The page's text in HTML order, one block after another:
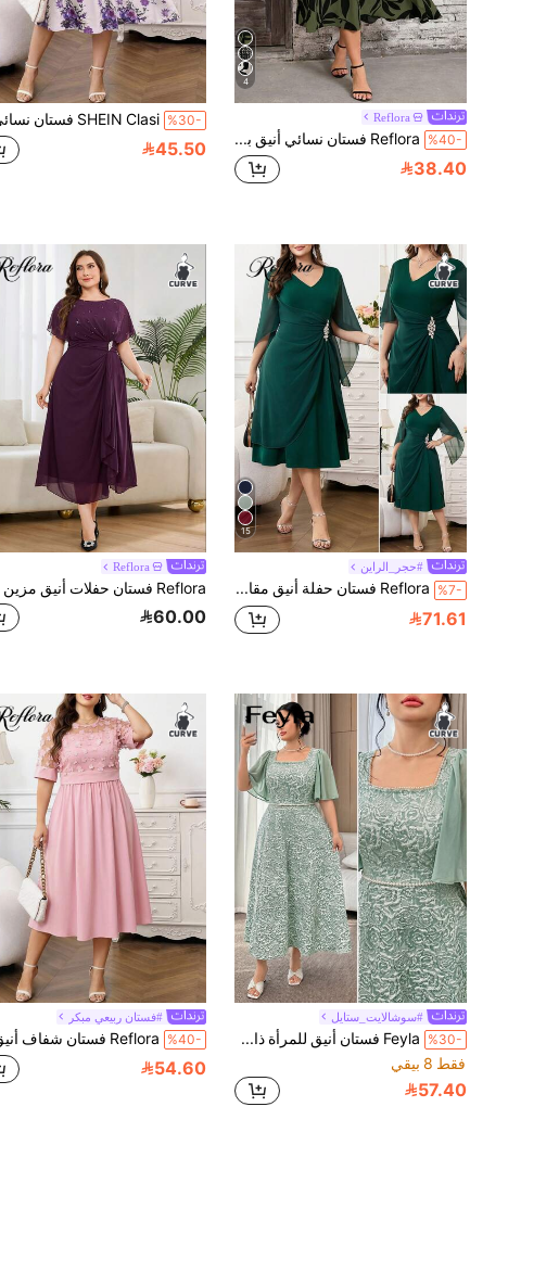
4
Reflora
%40- Reflora فستان نسائي أنيق بمقاس كبير مع طباعة زهور وتصميم رقع وأكمام قصيرة على شكل بتلات
38.40
%30-
45.50
15
#حجر_الراين
%7- Reflora فستان حفلة أنيق مقاس كبير مزين بالكريستال
71.61
Reflora
60.00
#سوشالايت_ستايل
%30-
Feyla فستان أنيق للمرأة ذات الحجم الكبير بياقة مربعة وأكمام مكشكشة مزين بالخرز الاصطناعي والجاكار
فقط 8 بيقي
57.40
#فستان ربيعي مبكر
%40-
54.60